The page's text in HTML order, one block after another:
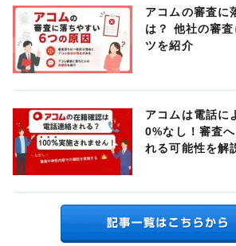
アコムの審査に
は？ 他社の審
ツを紹介
アコムは電話に
0%なし！審査
れる可能性を解